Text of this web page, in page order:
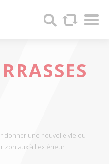
donner une nouvelle vie ou
à l'extérieur.